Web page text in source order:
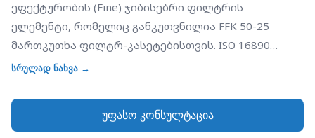
ეფექტურობის (Fine) ჯიბისებრი ფილტრის
ელემენტი, რომელიც განკუთვნილია FFK 50-25
მართკუთხა ფილტრ-კასეტებისთვის. ISO 16890
სტანდარტის მიხედვით, მას აქვს ePM1 60%
იგი სპეციალურად შექმნილია უმცირესი
დამაბინძურებლების, მათ შორის წვრილი მტვრის,
სრულად ნახვა →
უფასო კონსულტაცია